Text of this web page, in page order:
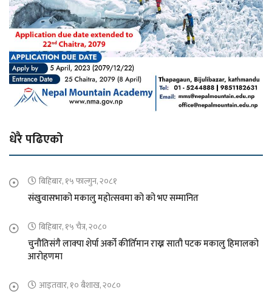
धेरै पढिएको
बिहिबार, १५ फाल्गुन, २०८१
संखुवासभाको मकालु महोत्सवमा को को भए सम्मानित
बिहिबार, १५ चैत्र, २०८०
चुनौतिसंगै लाक्पा शेर्पा अर्को कीर्तिमान राख्न सातौ पटक मकालु हिमालको
आरोहणमा
आइतवार, १० बैशाख, २०८०